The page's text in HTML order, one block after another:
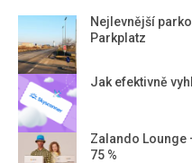
Nejlevnější
Parkplatz
Jak efektivně
Zalando Lounge
75 %